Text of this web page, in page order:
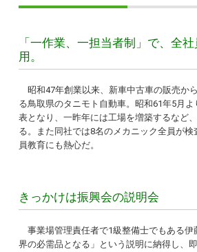
「一作業、一担当者制」で、全
用。
昭和47年創業以来、新車中古車の販売か
る鳥取県のタニモト自動車。昭和61年5月
表となり、一昨年には工場を増築するなど
る。また同社では8名のメカニック全員が検
員教育にも熱心だ。
きっかけは振興会の説明会
事業場管理責任者で1級整備士でもある
界の必需品となる」という説明に納得し、